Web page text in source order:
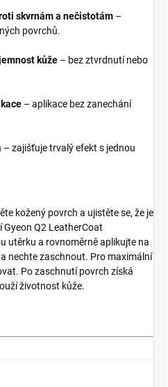
skvrnám a nečistotám –
povrchů.
kůže – bez ztvrdnutí nebo
– aplikace bez zanechání
– zajišťuje trvalý efekt s jednou
kožený povrch a ujistěte se, že je
Q2 LeatherCoat
utěrku a rovnoměrně aplikujte na
nechte zaschnout. Pro maximální
Po zaschnutí povrch získá
životnost kůže.